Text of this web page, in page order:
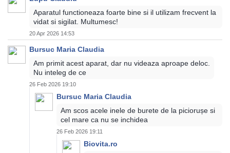
Aparatul functioneaza foarte bine si il utilizam frecvent la
vidat si sigilat. Multumesc!
20 Apr 2026 14:53
Bursuc Maria Claudia
Am primit acest aparat, dar nu videaza aproape deloc.
Nu inteleg de ce
26 Feb 2026 19:10
Bursuc Maria Claudia
Am scos acele inele de burete de la piciorușe si
cel mare ca nu se inchidea
26 Feb 2026 19:11
Biovita.ro